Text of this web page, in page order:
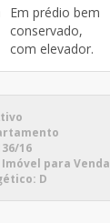
16
Imóvel para Venda
D